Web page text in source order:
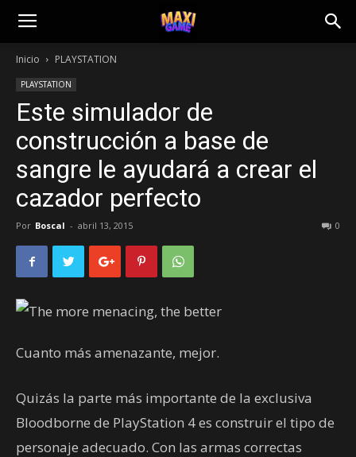
Inicio PLAYSTATION
PLAYSTATION
Este simulador de
construcción a base de
sangre le ayudará a crear el
cazador perfecto
Por Boscal - abril 13, 2015 0
Cuanto más amenazante, mejor.
Quizás la parte más importante de la exclusiva
Bloodborne de PlayStation 4 es construir el tipo de
personaje adecuado. Con las armas correctas